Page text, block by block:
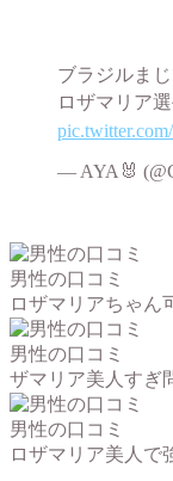
ブラジルま
ロザマリア
— AYA🐰
男性の口コミ
ロザマリアちゃん
男性の口コミ
ザマリア美人すぎ
男性の口コミ
ロザマリア美人で